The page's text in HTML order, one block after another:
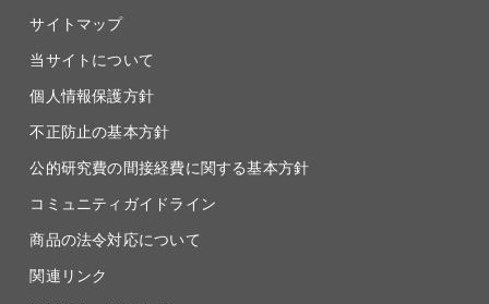
サイトマップ
当サイトについて
個人情報保護方針
不正防止の基本方針
公的研究費の間接経費に関する基本方針
コミュニティガイドライン
商品の法令対応について
関連リンク